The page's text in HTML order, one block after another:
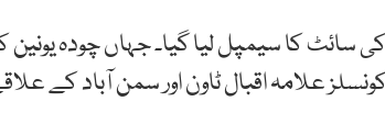
کا سیمپل لیا گیا۔ جہاں چودہ یونین
علامہ اقبال ٹاون اور سمن آباد کے